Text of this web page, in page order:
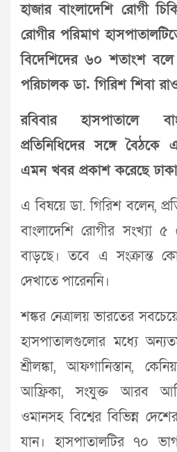
হাজার বাংলাদেশি রোগী
রোগীর পরিমাণ
বিদেশিদের ৬০ শতাংশ বলে
পরিচালক ডা. গিরিশ শিবা
রবিবার হাসপাতালে
প্রতিনিধিদের সঙ্গে
এমন খবর প্রকাশ করেছে ঢাকা
এ বিষয়ে ডা. গিরিশ বলেন,
বাংলাদেশি রোগীর সংখ্যা
বাড়ছে। তবে এ সংক্রান্ত
দেখাতে পারেননি।
শঙ্কর নেত্রালয় ভারতের
হাসপাতালগুলোর মধ্যে
শ্রীলঙ্কা, আফগানিস্তান,
আফ্রিকা, সংযুক্ত আরব
ওমানসহ বিশ্বের বিভিন্ন
যান। হাসপাতালটির ৭০